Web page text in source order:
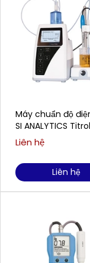
Máy chuẩn độ
SI ANALYTICS
5000
Liên hệ
Liên hệ